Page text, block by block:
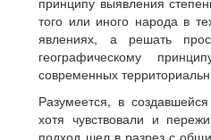
того или иного народа в
явлениях, а решать
географическому
современных
Разумеется, в
хотя чувствовали и
подход шел в разрез с